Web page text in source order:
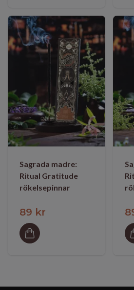
Sagrada madre:
Ritual Gratitude
rökelsepinnar
89 kr